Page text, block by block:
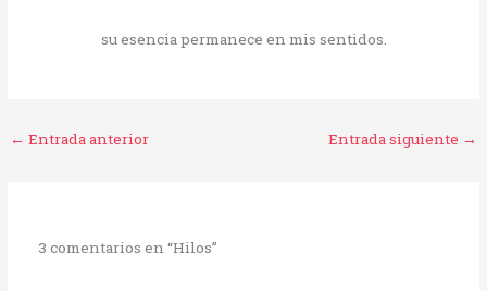
su esencia permanece en mis sentidos.
← Entrada anterior Entrada siguiente →
3 comentarios en “Hilos”